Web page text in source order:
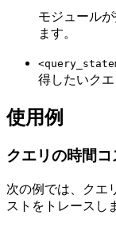
モジュール
ます。
得したいクエ
使用例
クエリの時間
次の例では、クエ
ストをトレースし